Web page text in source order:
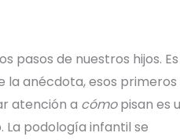
pasos de nuestros hijos.
la anécdota, esos primeros
atención a cómopisan es
La podología infantil se